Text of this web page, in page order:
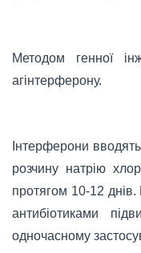
Методом генної
агінтерферону.
Інтерферони
розчину натрію
протягом 10-12
антибіотиками
одночасному